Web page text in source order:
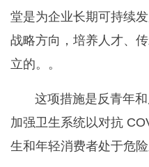
堂是为企业长期可持续
战略方向，培养人才、
立的。。
这项措施是反青年
加强卫生系统以对抗
生和年轻消费者处于危险